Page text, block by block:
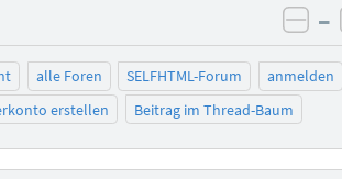
–
alle Foren SELFHTML-Forum
anmelden
erstellen
Beitrag im Thread-Baum